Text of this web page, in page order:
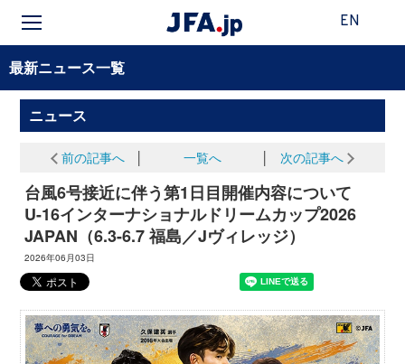
EN
最新ニュース一覧
ニュース
前の記事へ 一覧へ 次の記事へ
台風6号接近に伴う第1日目開催内容について
U-16インターナショナルドリームカップ2026
JAPAN（6.3-6.7 福島／Jヴィレッジ）
2026年06月03日